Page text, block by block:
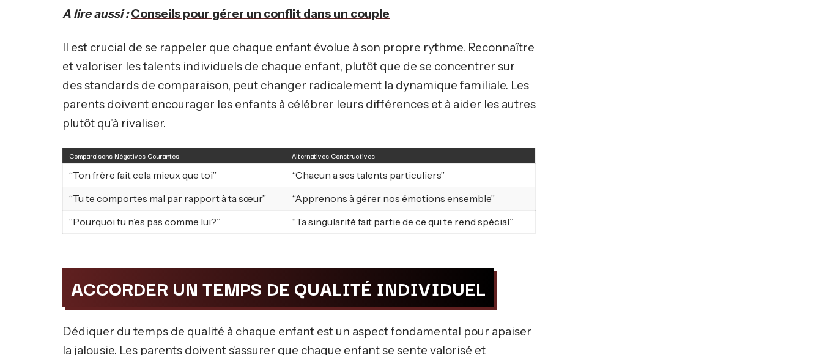
A lire aussi : Conseils pour gérer un conflit dans un couple
Il est crucial de se rappeler que chaque enfant évolue à son propre rythme. Reconnaître
et valoriser les talents individuels de chaque enfant, plutôt que de se concentrer sur
des standards de comparaison, peut changer radicalement la dynamique familiale. Les
parents doivent encourager les enfants à célébrer leurs différences et à aider les autres
plutôt qu’à rivaliser.
Comparaisons Négatives Courantes Alternatives Constructives
“Ton frère fait cela mieux que toi”
“Chacun a ses talents particuliers”
“Tu te comportes mal par rapport à ta sœur”
“Apprenons à gérer nos émotions ensemble”
“Pourquoi tu n’es pas comme lui?”
“Ta singularité fait partie de ce qui te rend spécial”
ACCORDER UN TEMPS DE QUALITÉ INDIVIDUEL
Dédiquer du temps de qualité à chaque enfant est un aspect fondamental pour apaiser
la jalousie. Les parents doivent s’assurer que chaque enfant se sente valorisé et